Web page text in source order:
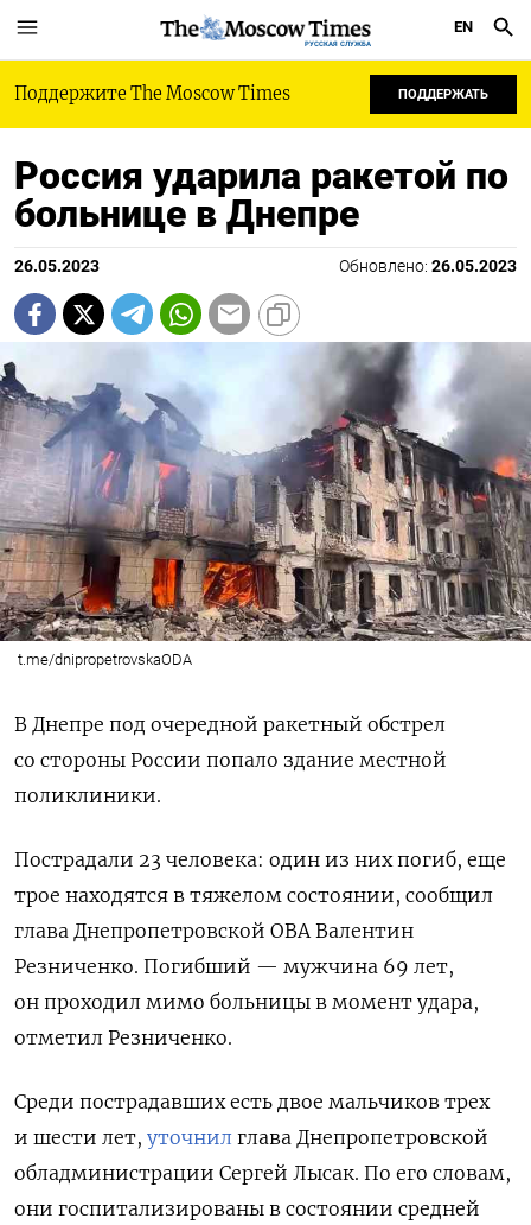
РУССКАЯ СЛУЖБА
EN
Поддержите The Moscow Times ПОДДЕРЖАТЬ
Россия ударила ракетой по
больнице в Днепре
26.05.2023 Обновлено: 26.05.2023
t.me/dnipropetrovskaODA
В Днепре под очередной ракетный обстрел
со стороны России попало здание местной
поликлиники.
Пострадали 23 человека: один из них погиб, еще
трое находятся в тяжелом состоянии, сообщил
глава Днепропетровской ОВА Валентин
Резниченко. Погибший — мужчина 69 лет,
он проходил мимо больницы в момент удара,
отметил Резниченко.
Среди пострадавших есть двое мальчиков трех
и шести лет, уточнил глава Днепропетровской
обладминистрации Сергей Лысак. По его словам,
они госпитализированы в состоянии средней